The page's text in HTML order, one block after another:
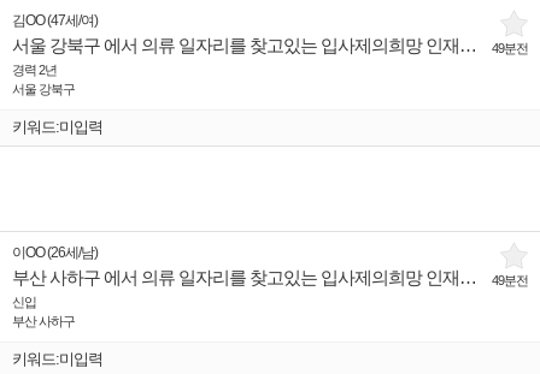
49분전
김OO(47세 /여)
서울 강북구 에서 의류 일자리를 찾고있는 입사제의희망 인재입니다.
경력 2년
서울 강북구
키워드:미입력
49분전
이OO(26세 /남)
부산 사하구 에서 의류 일자리를 찾고있는 입사제의희망 인재입니다.
신입
부산 사하구
키워드:미입력